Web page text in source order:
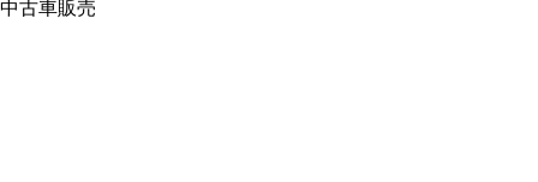
中古車販売